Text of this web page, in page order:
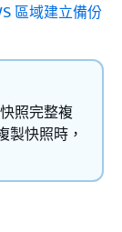
區域建立備份
照完整複
製快照時，